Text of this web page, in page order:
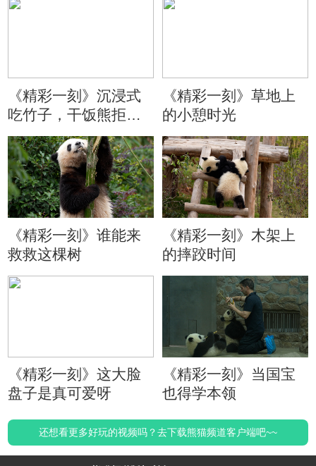
《精彩一刻》沉浸式
吃竹子，干饭熊拒绝
分心
《精彩一刻》草地上
的小憩时光
《精彩一刻》谁能来
救救这棵树
《精彩一刻》木架上
的摔跤时间
《精彩一刻》这大脸
盘子是真可爱呀
《精彩一刻》当国宝
也得学本领
还想看更多好玩的视频吗？去下载熊猫频道客户端吧~~